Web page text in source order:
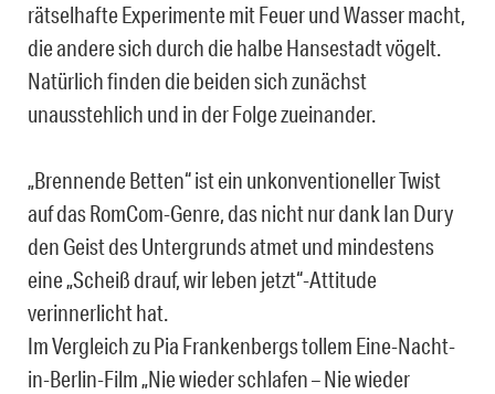
rätselhafte Experimente mit Feuer und Wasser macht,
die andere sich durch die halbe Hansestadt vögelt.
Natürlich finden die beiden sich zunächst
unausstehlich und in der Folge zueinander.
„Brennende Betten“ ist ein unkonventioneller Twist
auf das RomCom-Genre, das nicht nur dank Ian Dury
den Geist des Untergrunds atmet und mindestens
eine „Scheiß drauf, wir leben jetzt“-Attitude
verinnerlicht hat.
Im Vergleich zu Pia Frankenbergs tollem Eine-Nacht-
in-Berlin-Film „Nie wieder schlafen – Nie wieder